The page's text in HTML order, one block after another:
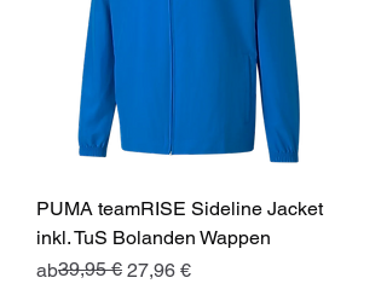
PUMA teamRISE Sideline Jacket
inkl. TuS Bolanden Wappen
ab
Standardpreis
39,95 € 27,96 €
Sale-Preis